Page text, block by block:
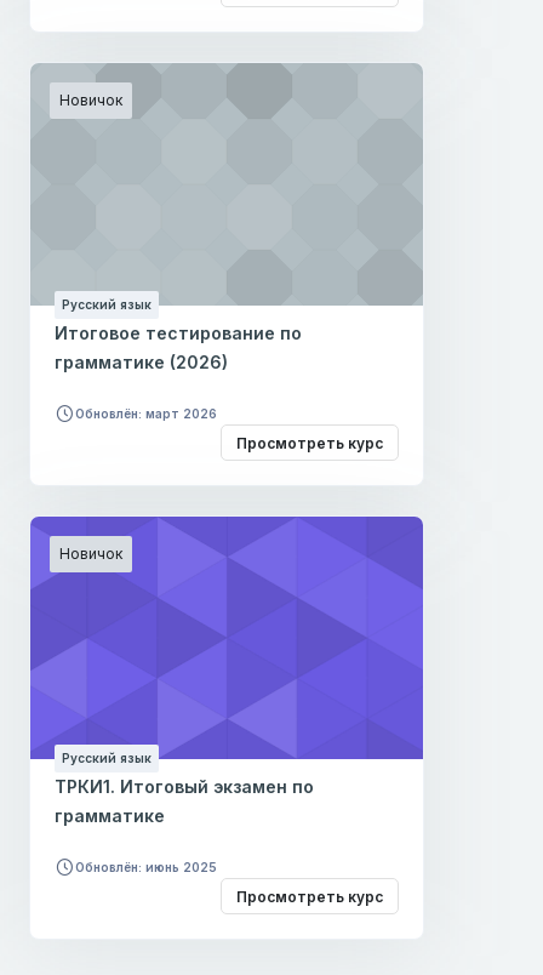
Новичок
Русский язык
Итоговое тестирование по
грамматике (2026)
Обновлён: март 2026
Просмотреть курс
Новичок
Русский язык
ТРКИ1. Итоговый экзамен по
грамматике
Обновлён: июнь 2025
Просмотреть курс